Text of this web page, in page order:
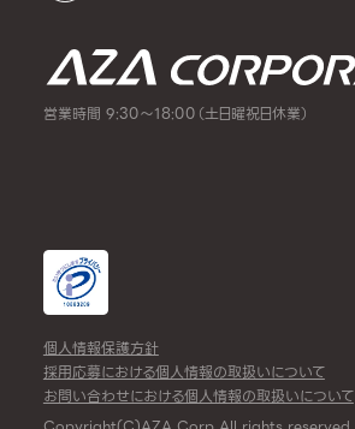
営業時間 9:30～18:00（土日曜祝日休業）
個人情報保護方針
採用応募における個人情報の取扱いについて
お問い合わせにおける個人情報の取扱いについて